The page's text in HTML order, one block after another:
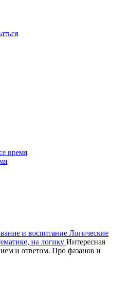
время
и воспитание Логические
на логику Интересная
и ответом. Про фазанов и